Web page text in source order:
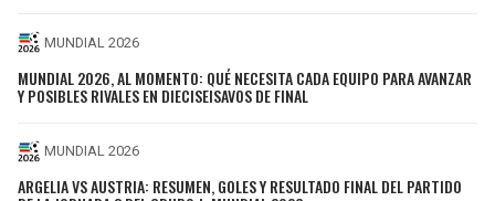
MUNDIAL 2026
MUNDIAL 2026, AL MOMENTO: QUÉ NECESITA CADA EQUIPO PARA AVANZAR
Y POSIBLES RIVALES EN DIECISEISAVOS DE FINAL
MUNDIAL 2026
ARGELIA VS AUSTRIA: RESUMEN, GOLES Y RESULTADO FINAL DEL PARTIDO